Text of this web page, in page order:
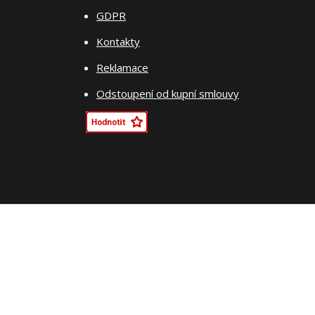
GDPR
Kontakty
Reklamace
Odstoupení od kupní smlouvy